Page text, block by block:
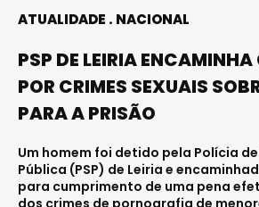
ATUALIDADE NACIONAL
PSP DE LEIRIA
POR CRIMES SEXUAIS
PARA A PRISÃO
Um homem foi detido pela Polícia
Pública (PSP) de Leiria e
para cumprimento de uma pena
dos crimes de pornografia de